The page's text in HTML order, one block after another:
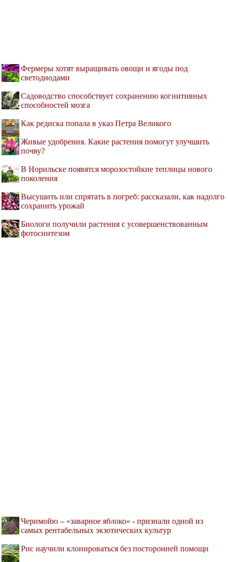
Фермеры хотят выращивать овощи и ягоды под
светодиодами
Садоводство способствует сохранению когнитивных
способностей мозга
Как редиска попала в указ Петра Великого
Живые удобрения. Какие растения помогут улучшить
почву?
В Норильске появятся морозостойкие теплицы нового
поколения
Высушить или спрятать в погреб: рассказали, как надолго
сохранить урожай
Биологи получили растения с усовершенствованным
фотосинтезом
Черимойю – «заварное яблоко» - признали одной из
самых рентабельных экзотических культур
Рис научили клонироваться без посторонней помощи